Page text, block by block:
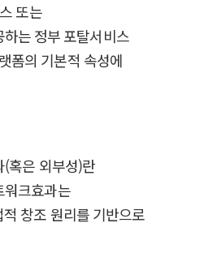
또는
는 정부 포탈서비스
폼의 기본적 속성에
혹은 외부성)란
워크효과는
창조 원리를 기반으로